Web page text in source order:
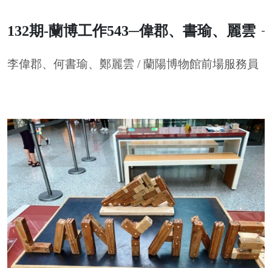
132期-蘭博工作543─偉郡、書瑜、麗雲
李偉郡、何書瑜、鄭麗雲 / 蘭陽博物館前場服務員